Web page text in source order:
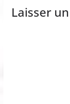
Laisser